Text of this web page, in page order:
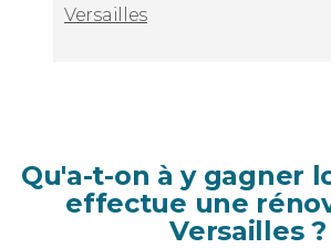
Versailles
Qu'a-t-on à y gagner
effectue une
Versailles ?